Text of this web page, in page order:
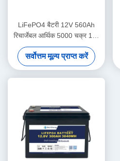
LiFePO4 बैटरी 12V 560Ah
रिचार्जेबल आर्थिक 5000 चक्र 12v
Lifepo4 बैटरी पैक
सर्वोत्तम मूल्य प्राप्त करें